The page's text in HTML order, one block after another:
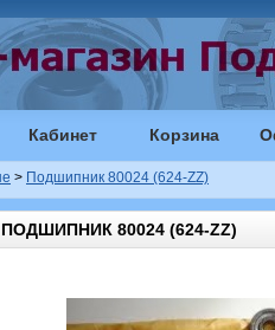
Кабинет Корзина
> Подшипник 80024 (624-ZZ)
ПОДШИПНИК 80024 (624-ZZ)